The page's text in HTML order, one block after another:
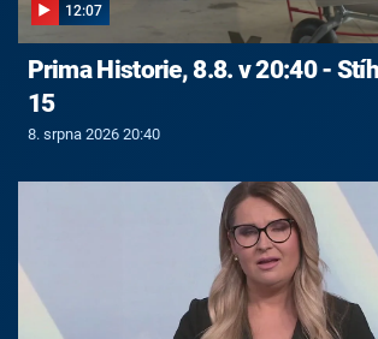
12:07
Prima Historie, 8.8. v 20:40 -
15
8. srpna 2026 20:40